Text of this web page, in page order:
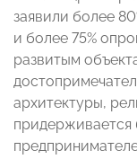
заявили более
и более 75%
развитым
архитектуры,
придерживается